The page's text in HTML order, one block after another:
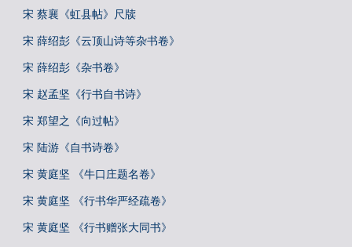
宋 蔡襄《虹县帖》尺牍
宋 薛绍彭《云顶山诗等杂书卷》
宋 薛绍彭《杂书卷》
宋 赵孟坚《行书自书诗》
宋 郑望之《向过帖》
宋 陆游《自书诗卷》
宋 黄庭坚 《牛口庄题名卷》
宋 黄庭坚 《行书华严经疏卷》
宋 黄庭坚 《行书赠张大同书》